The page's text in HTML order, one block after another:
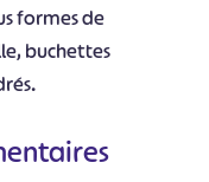
formes de
buchettes